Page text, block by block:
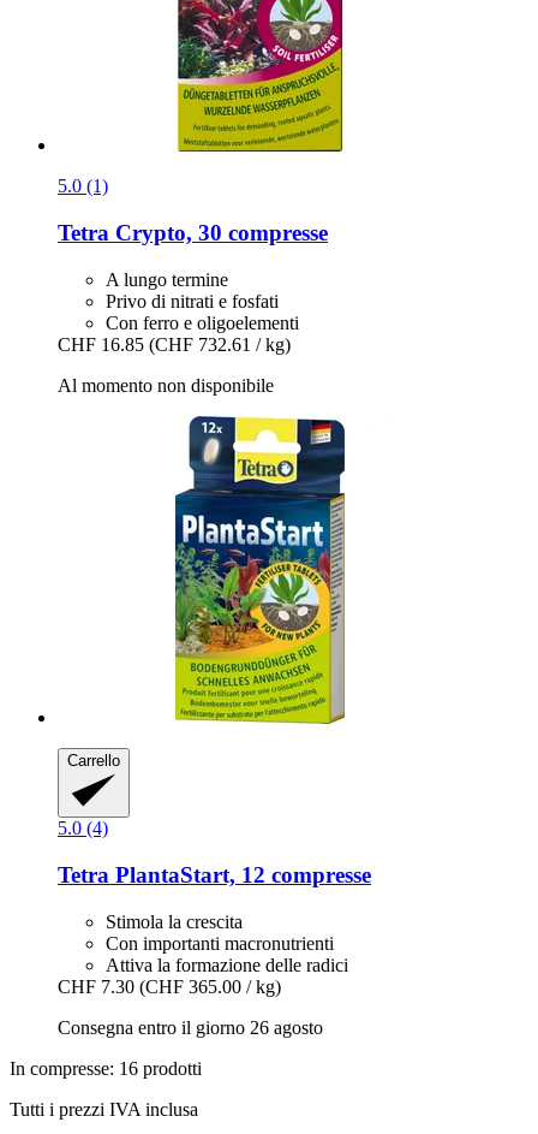
5.0 (1)
Tetra Crypto, 30 compresse
A lungo termine
Privo di nitrati e fosfati
Con ferro e oligoelementi
CHF 16.85 (CHF 732.61 / kg)
Al momento non disponibile
Carrello
5.0 (4)
Tetra PlantaStart, 12 compresse
Stimola la crescita
Con importanti macronutrienti
Attiva la formazione delle radici
CHF 7.30 (CHF 365.00 / kg)
Consegna entro il giorno 26 agosto
In compresse: 16 prodotti
Tutti i prezzi IVA inclusa